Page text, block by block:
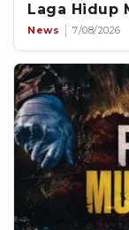
Laga Hidup
News 7/08/2026